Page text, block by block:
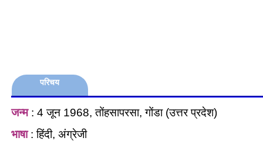
परिचय
जन्म: 4 जून 1968, तोंहसापरसा, गोंडा (उत्तर प्रदेश)
भाषा: हिंदी, अंग्रेजी